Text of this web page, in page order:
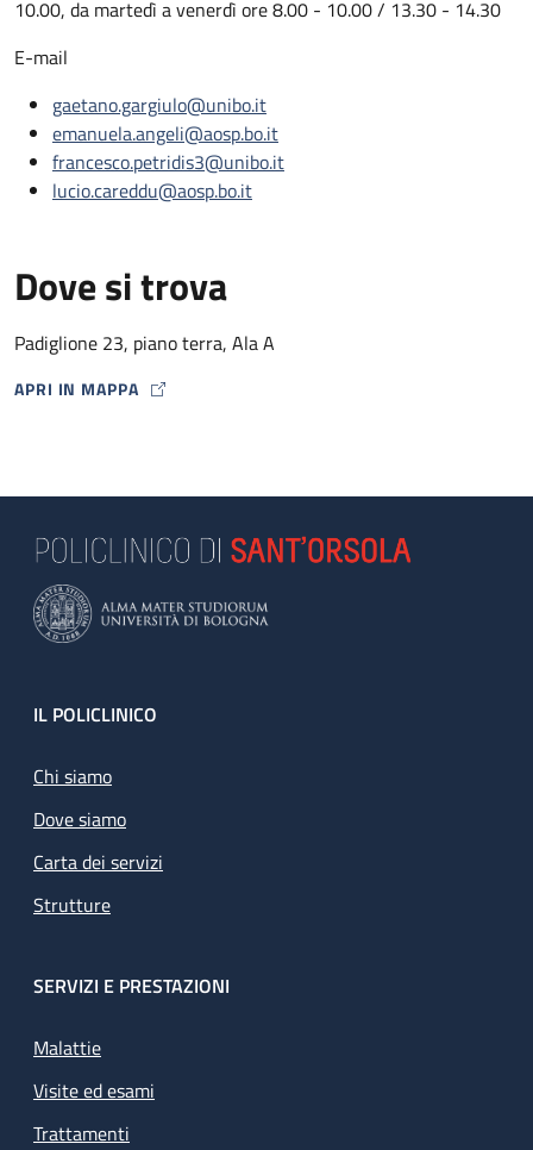
10.00, da martedì a venerdì ore 8.00 - 10.00 / 13.30 - 14.30
E-mail
gaetano.gargiulo@unibo.it
emanuela.angeli@aosp.bo.it
francesco.petridis3@unibo.it
lucio.careddu@aosp.bo.it
Dove si trova
Padiglione 23, piano terra, Ala A
APRI IN MAPPA
MAP ICON
Footer
IL POLICLINICO
Chi siamo
Dove siamo
Carta dei servizi
Strutture
SERVIZI E PRESTAZIONI
Malattie
Visite ed esami
Trattamenti